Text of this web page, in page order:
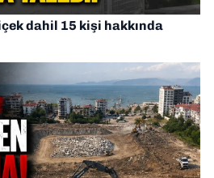
dahil 15 kişi hakkında